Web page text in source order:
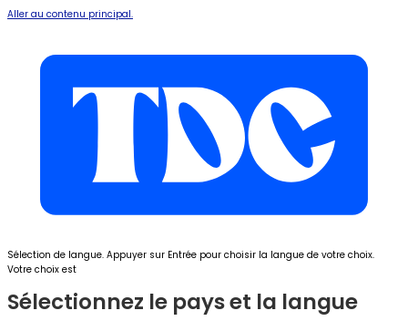
Aller au contenu principal.
Sélection de langue. Appuyer sur Entrée pour choisir la langue de votre choix.
Votre choix est
Sélectionnez le pays et la langue